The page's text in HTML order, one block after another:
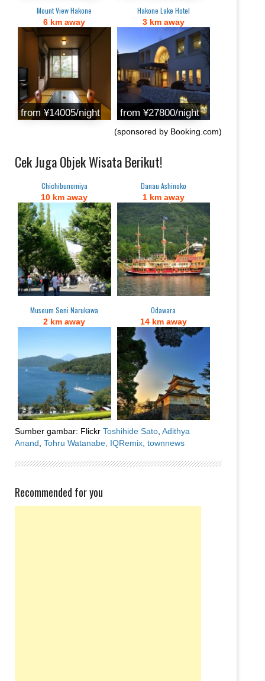
Mount View Hakone
6 km away
from ¥14005/night
Hakone Lake Hotel
3 km away
from ¥27800/night
(sponsored by Booking.com)
Cek Juga Objek Wisata Berikut!
Chichibunomiya
10 km away
Danau Ashinoko
1 km away
Museum Seni Narukawa
2 km away
Odawara
14 km away
Sumber gambar: Flickr Toshihide Sato Adithya
Anand Tohru Watanabe, IQRemix, townnews
Recommended for you